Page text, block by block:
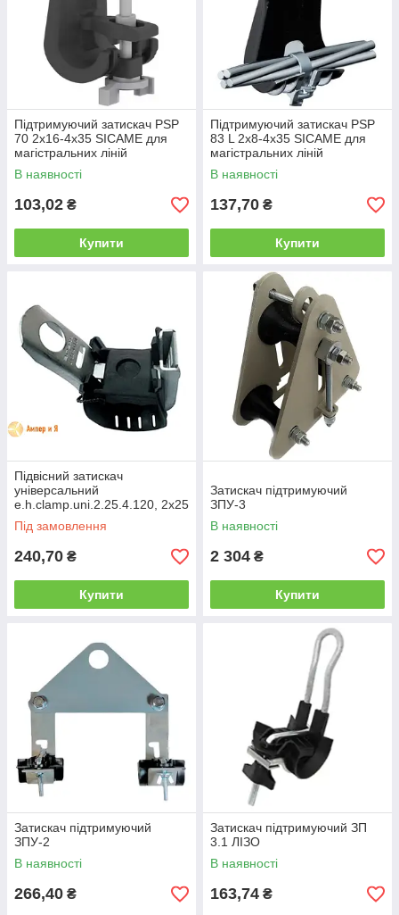
Підтримуючий затискач PSP
70 2x16-4x35 SICAME для
магістральних ліній
В наявності
103,02 ₴
Купити
Підтримуючий затискач PSP
83 L 2x8-4x35 SICAME для
магістральних ліній
В наявності
137,70 ₴
Купити
Підвісний затискач
універсальний
e.h.clamp.uni.2.25.4.120, 2x25
— 4x120 E.NEXT
Під замовлення
240,70 ₴
Купити
Затискач підтримуючий
ЗПУ-3
В наявності
2 304 ₴
Купити
Затискач підтримуючий
ЗПУ-2
В наявності
266,40 ₴
Затискач підтримуючий ЗП
3.1 ЛІЗО
В наявності
163,74 ₴